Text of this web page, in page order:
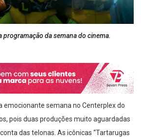
programação da semana do cinema.
emocionante semana no Centerplex do
pois duas produções muito aguardadas
das telonas. As icônicas “Tartarugas
aterrorizante “A Freira 2” já estão em